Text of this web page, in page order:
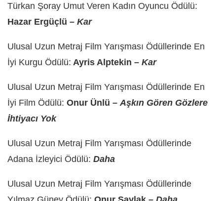
Türkan Şoray Umut Veren Kadın Oyuncu Ödülü:
Hazar Ergüçlü – Kar
Ulusal Uzun Metraj Film Yarışması Ödüllerinde En
İyi Kurgu Ödülü: Ayris Alptekin – Kar
Ulusal Uzun Metraj Film Yarışması Ödüllerinde En
İyi Film Ödülü: Onur Ünlü – Aşkın Gören Gözlere
İhtiyacı Yok
Ulusal Uzun Metraj Film Yarışması Ödüllerinde
Adana İzleyici Ödülü: Daha
Ulusal Uzun Metraj Film Yarışması Ödüllerinde